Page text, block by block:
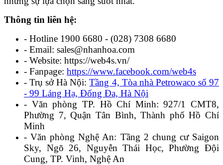
Thông tin liên hệ:
- Hotline 1900 6680 - (028) 7308 6680
- Email: sales@nhanhoa.com
- Website: https://web4s.vn/
- Fanpage: https://www.facebook.com/web4s
- Trụ sở Hà Nội:Tầng 4, Tòa nhà Petrowaco số 97
- 99 Láng Hạ, Đống Đa, Hà Nội
- Văn phòng TP. Hồ Chí Minh: 927/1 CMT8,
Phường 7, Quận Tân Bình, Thành phố Hồ Chí
Minh
- Văn phòng Nghệ An: Tầng 2 chung cư Saigon
Sky, Ngõ 26, Nguyễn Thái Học, Phường Đội
Cung, TP. Vinh, Nghệ An